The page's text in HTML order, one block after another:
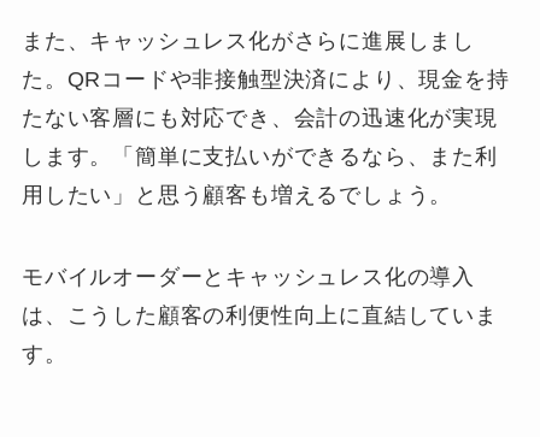
また、キャッシュレス化がさらに進展しまし
た。QRコードや非接触型決済により、現金を持
たない客層にも対応でき、会計の迅速化が実現
します。「簡単に支払いができるなら、また利
用したい」と思う顧客も増えるでしょう。
モバイルオーダーとキャッシュレス化の導入
は、こうした顧客の利便性向上に直結していま
す。